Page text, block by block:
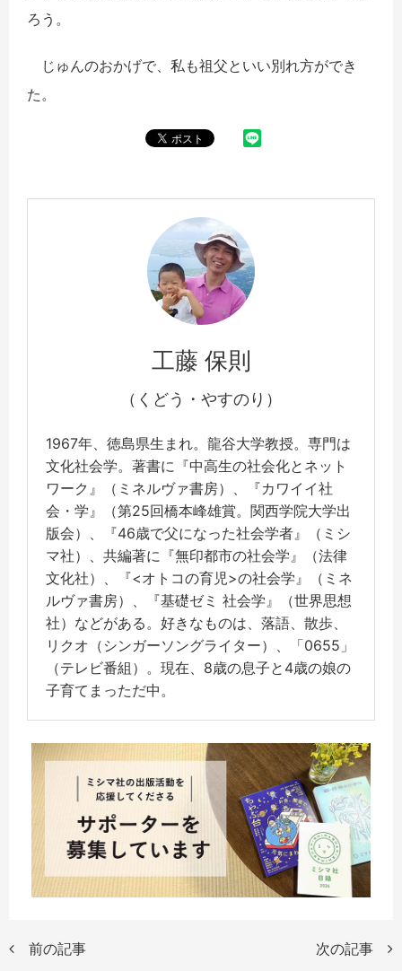
ろう。
じゅんのおかげで、私も祖父といい別れ方ができ
た。
工藤 保則
（くどう・やすのり）
1967年、徳島県生まれ。龍谷大学教授。専門は
文化社会学。著書に『中高生の社会化とネット
ワーク』（ミネルヴァ書房）、『カワイイ社
会・学』（第25回橋本峰雄賞。関西学院大学出
版会）、『46歳で父になった社会学者』（ミシ
マ社）、共編著に『無印都市の社会学』（法律
文化社）、『<オトコの育児>の社会学』（ミネ
ルヴァ書房）、『基礎ゼミ 社会学』（世界思想
社）などがある。好きなものは、落語、散歩、
リクオ（シンガーソングライター）、「0655」
（テレビ番組）。現在、8歳の息子と4歳の娘の
子育てまっただ中。
前の記事 次の記事